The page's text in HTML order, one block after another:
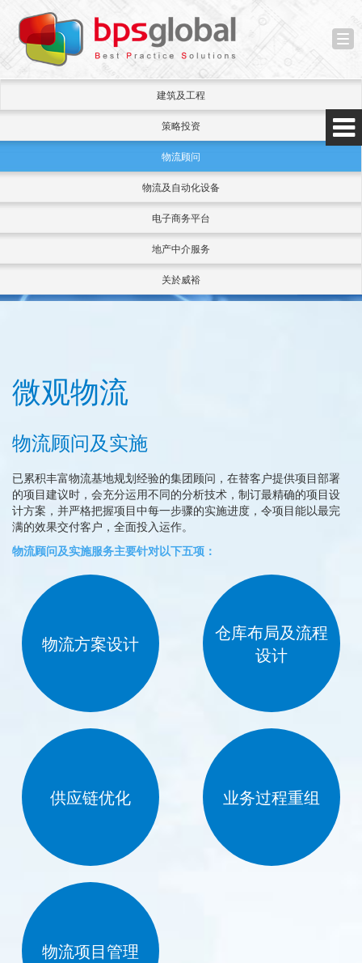
建筑及工程
策略投资
物流顾问
物流及自动化设备
电子商务平台
地产中介服务
关於威裕
微观物流
物流顾问及实施
已累积丰富物流基地规划经验的集团顾问，在替客户提供项目部署
的项目建议时，会充分运用不同的分析技术，制订最精确的项目设
计方案，并严格把握项目中每一步骤的实施进度，令项目能以最完
满的效果交付客户，全面投入运作。
物流顾问及实施服务主要针对以下五项：
物流方案设计
仓库布局及流程
设计
供应链优化 业务过程重组
物流项目管理